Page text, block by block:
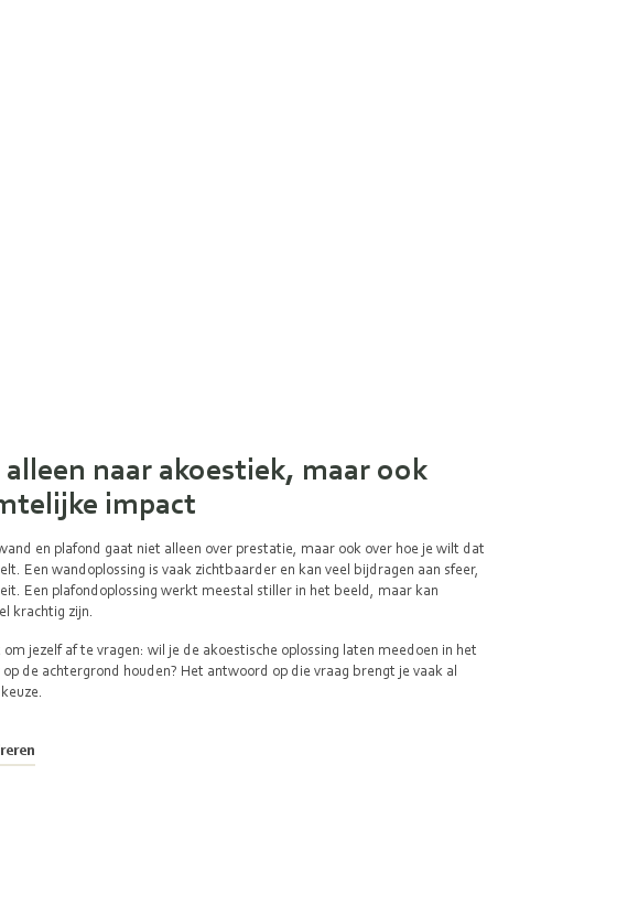
naar akoestiek, maar ook
impact
en plafond gaat niet alleen over prestatie, maar ook over hoe je wilt dat
Een wandoplossing is vaak zichtbaarder en kan veel bijdragen aan sfeer,
Een plafondoplossing werkt meestal stiller in het beeld, maar kan
krachtig zijn.
jezelf af te vragen: wil je de akoestische oplossing laten meedoen in het
de achtergrond houden? Het antwoord op die vraag brengt je vaak al